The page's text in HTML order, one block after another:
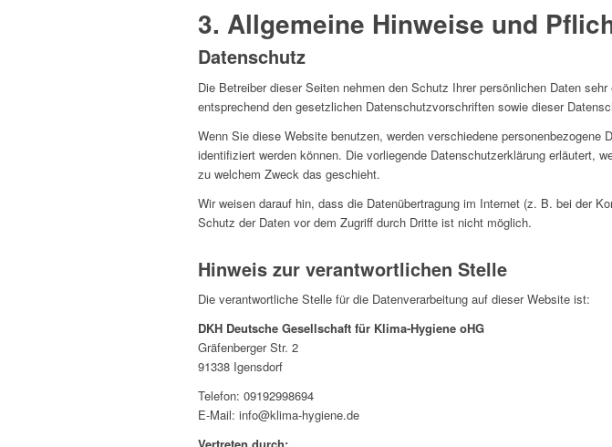
3. Allgemeine Hinweise und
Datenschutz
Die Betreiber dieser Seiten nehmen den Schutz Ihrer persönlichen Daten
entsprechend den gesetzlichen Datenschutzvorschriften sowie dieser
Wenn Sie diese Website benutzen, werden verschiedene
identifiziert werden können. Die vorliegende Datenschutzerklärung erläutert,
zu welchem Zweck das geschieht.
Wir weisen darauf hin, dass die Datenübertragung im Internet (z. B. bei der
Schutz der Daten vor dem Zugriff durch Dritte ist nicht möglich.
Hinweis zur verantwortlichen Stelle
Die verantwortliche Stelle für die Datenverarbeitung auf dieser Website ist:
DKH Deutsche Gesellschaft für Klima-Hygiene oHG
Gräfenberger Str. 2
91338 Igensdorf
Telefon: 09192998694
E-Mail: info@klima-hygiene.de